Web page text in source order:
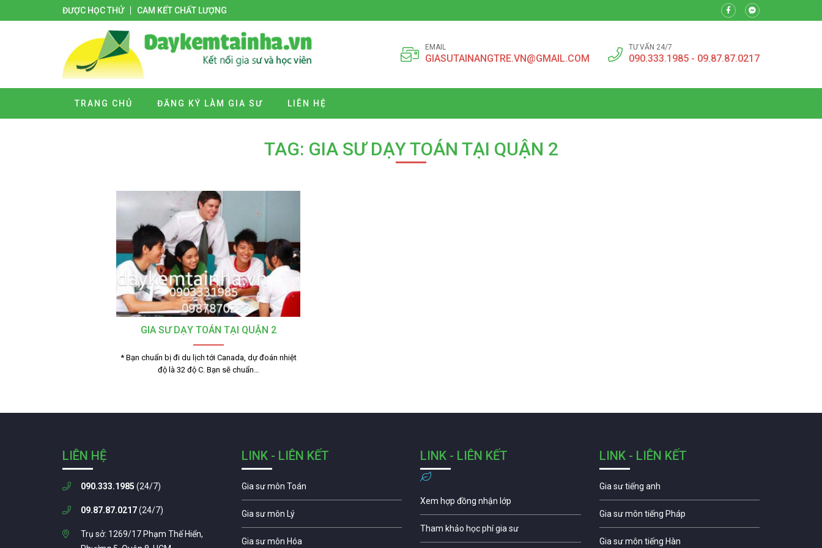
ĐƯỢC HỌC THỬ CAM KẾT CHẤT LƯỢNG
EMAIL
GIASUTAINANGTRE.VN@GMAIL.COM
TƯ VẤN 24/7
090.333.1985 - 09.87.87.0217
TRANG CHỦ ĐĂNG KÝ LÀM GIA SƯ LIÊN HỆ
TAG: GIA SƯ DẠY TOÁN TẠI QUẬN 2
GIA SƯ DẠY TOÁN TẠI QUẬN 2
* Bạn chuẩn bị đi du lịch tới Canada, dự đoán nhiệt
độ là 32 độ C. Bạn sẽ chuẩn…
LIÊN HỆ
090.333.1985 (24/7)
09.87.87.0217(24/7)
Trụ sở: 1269/17 Phạm Thế Hiển,
LINK - LIÊN KẾT
Gia sư môn Toán
Gia sư môn Lý
Gia sư môn Hóa
LINK - LIÊN KẾT
Xem hợp đồng nhận lớp
Tham khảo học phí gia sư
LINK - LIÊN KẾT
Gia sư tiếng anh
Gia sư môn tiếng Pháp
Gia sư môn tiếng Hàn